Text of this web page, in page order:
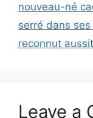
nouveau-né
serré dans ses
reconnut
Leave a